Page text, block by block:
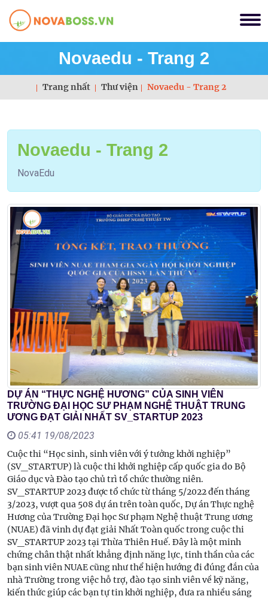
Novaedu - Trang 2
Trang nhất Thư viện Novaedu - Trang 2
Novaedu - Trang 2
NovaEdu
DỰ ÁN “THỰC NGHỆ HƯƠNG” CỦA SINH VIÊN
TRƯỜNG ĐẠI HỌC SƯ PHẠM NGHỆ THUẬT TRUNG
ƯƠNG ĐẠT GIẢI NHẤT SV_STARTUP 2023
05:41 19/08/2023
Cuộc thi “Học sinh, sinh viên với ý tưởng khởi nghiệp”
(SV_STARTUP) là cuộc thi khởi nghiệp cấp quốc gia do Bộ
Giáo dục và Đào tạo chủ trì tổ chức thường niên.
SV_STARTUP 2023 được tổ chức từ tháng 5/2022 đến tháng
3/2023, vượt qua 508 dự án trên toàn quốc, Dự án Thực nghệ
Hương của Trường Đại học Sư phạm Nghệ thuật Trung ương
(NUAE) đã vinh dự đạt giải Nhất Toàn quốc trong cuộc thi
SV_STARTUP 2023 tại Thừa Thiên Huế. Đây là một minh
chứng chân thật nhất khẳng định năng lực, tinh thần của các
bạn sinh viên NUAE cũng như thể hiện hướng đi đúng đắn của
nhà Trường trong việc hỗ trợ, đào tạo sinh viên về kỹ năng,
kiến thức giúp các bạn tự tin khởi nghiệp, đưa ra nhiều sáng